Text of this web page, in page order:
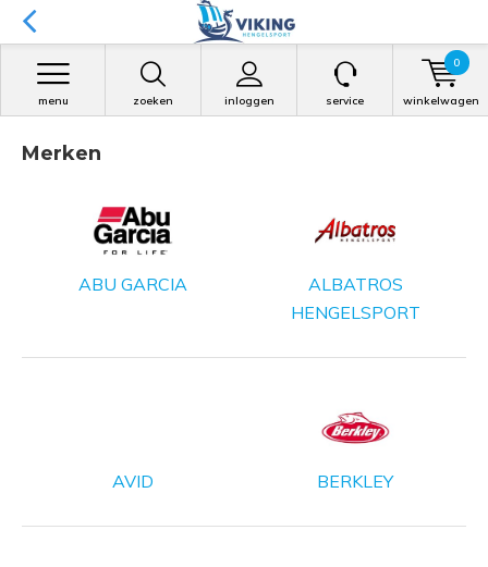
zoeken inloggen
menu service winkelwagen
0
Merken
ABU GARCIA
ALBATROS
HENGELSPORT
AVID BERKLEY